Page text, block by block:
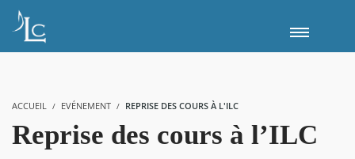
ACCUEIL EVÉNEMENT REPRISE DES COURS À L'ILC
Reprise des cours à l’ILC